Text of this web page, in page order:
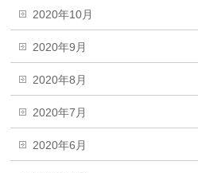
2020年10月
2020年9月
2020年8月
2020年7月
2020年6月